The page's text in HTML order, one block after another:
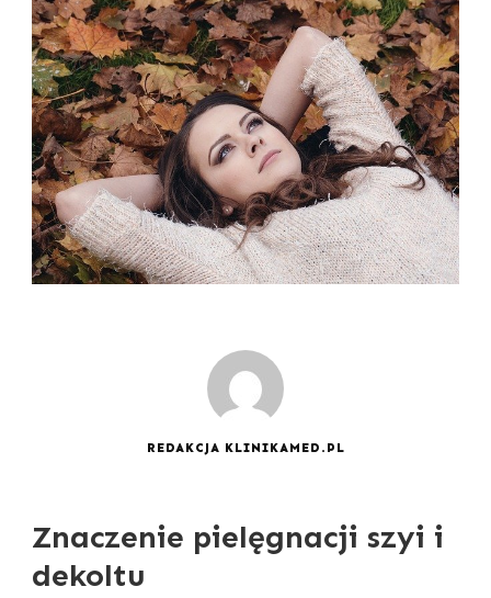
REDAKCJA KLINIKAMED.PL
Znaczenie pielęgnacji szyi i
dekoltu